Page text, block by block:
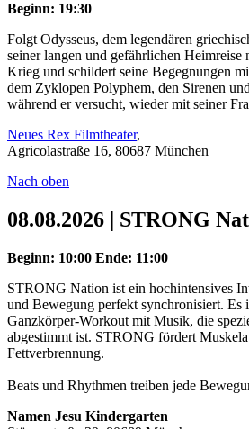
Beginn: 19:30
Folgt Odysseus, dem legendären
seiner langen und gefährlichen Heimreise
Krieg und schildert seine Begegnungen
dem Zyklopen Polyphem, den Sirenen
während er versucht, wieder mit seiner
Neues Rex Filmtheater,
Agricolastraße 16, 80687 München
Nach oben
08.08.2026 | STRONG
Beginn: 10:00 Ende: 11:00
STRONG Nation ist ein hochintensives
und Bewegung perfekt synchronisiert. Es
Ganzkörper-Workout mit Musik, die
abgestimmt ist. STRONG fördert
Fettverbrennung.
Beats und Rhythmen treiben jede
Namen Jesu Kindergarten